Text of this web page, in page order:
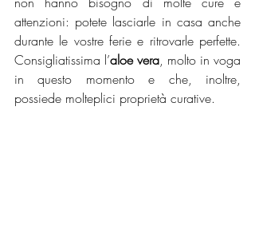
attenzioni: potete lasciarle in casa anche
durante le vostre ferie e ritrovarle perfette.
Consigliatissima l’aloe vera, molto in voga
in questo momento e che, inoltre,
possiede molteplici proprietà curative.